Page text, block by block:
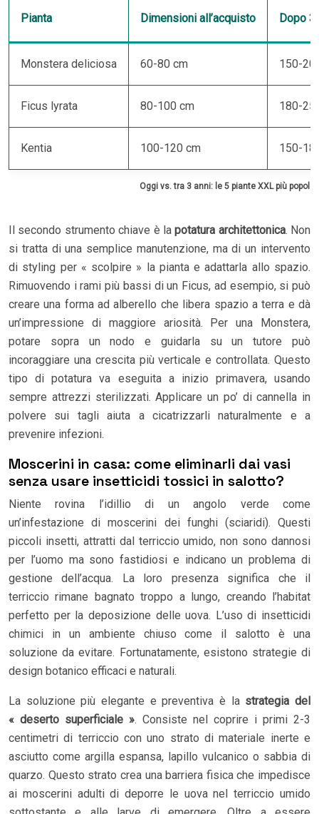
Oggi vs. tra 3 anni: le 5 piante XXL più
Pianta Dimensioni all’acquisto Dopo 3
Monstera deliciosa 60-80 cm 150-
Ficus lyrata 80-100 cm 180-
Kentia 100-120 cm 150-
Il secondo strumento chiave è lapotatura architettonica. Non
si tratta di una semplice manutenzione, ma di un intervento
di styling per « scolpire » la pianta e adattarla allo spazio.
Rimuovendo i rami più bassi di un Ficus, ad esempio, si può
creare una forma ad alberello che libera spazio a terra e dà
un’impressione di maggiore ariosità. Per una Monstera,
potare sopra un nodo e guidarla su un tutore può
incoraggiare una crescita più verticale e controllata. Questo
tipo di potatura va eseguita a inizio primavera, usando
sempre attrezzi sterilizzati. Applicare un po’ di cannella in
polvere sui tagli aiuta a cicatrizzarli naturalmente e a
prevenire infezioni.
Moscerini in casa: come eliminarli dai vasi
senza usare insetticidi tossici in salotto?
Niente rovina l’idillio di un angolo verde come
un’infestazione di moscerini dei funghi (sciaridi). Questi
piccoli insetti, attratti dal terriccio umido, non sono dannosi
per l’uomo ma sono fastidiosi e indicano un problema di
gestione dell’acqua. La loro presenza significa che il
terriccio rimane bagnato troppo a lungo, creando l’habitat
perfetto per la deposizione delle uova. L’uso di insetticidi
chimici in un ambiente chiuso come il salotto è una
soluzione da evitare. Fortunatamente, esistono strategie di
design botanico efficaci e naturali.
La soluzione più elegante e preventiva è la strategia del
« deserto superficiale ». Consiste nel coprire i primi 2-3
centimetri di terriccio con uno strato di materiale inerte e
asciutto come argilla espansa, lapillo vulcanico o sabbia di
quarzo. Questo strato crea una barriera fisica che impedisce
ai moscerini adulti di deporre le uova nel terriccio umido